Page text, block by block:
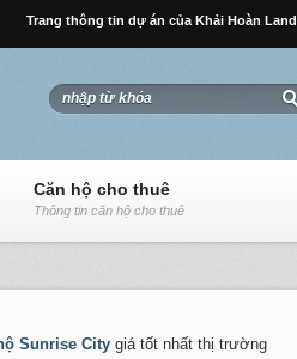
Trang thông tin dự án của Khải Hoàn Land
Căn hộ cho thuê
Thông tin căn hộ cho thuê
Sunrise Citygiá tốt nhất thị trường